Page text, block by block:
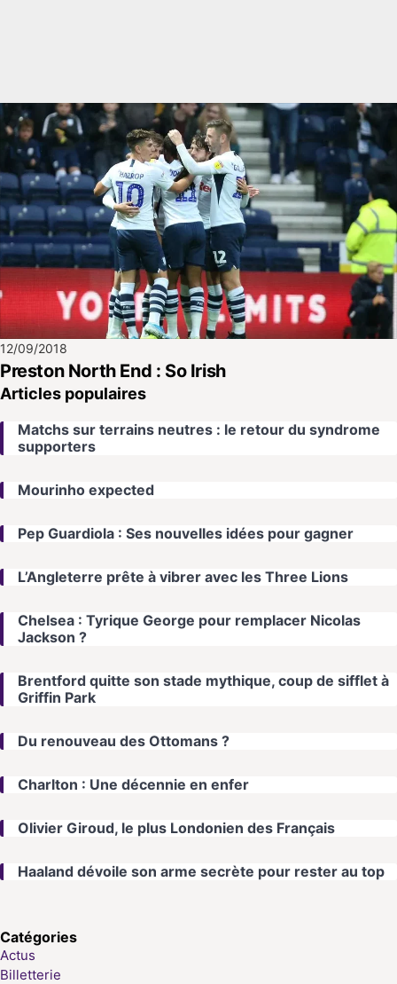
12/09/2018
Preston North End : So Irish
Articles populaires
Matchs sur terrains neutres : le retour du syndrome
supporters
Mourinho expected
Pep Guardiola : Ses nouvelles idées pour gagner
L’Angleterre prête à vibrer avec les Three Lions
Chelsea : Tyrique George pour remplacer Nicolas
Jackson ?
Brentford quitte son stade mythique, coup de sifflet à
Griffin Park
Du renouveau des Ottomans ?
Charlton : Une décennie en enfer
Olivier Giroud, le plus Londonien des Français
Haaland dévoile son arme secrète pour rester au top
Catégories
Actus
Billetterie